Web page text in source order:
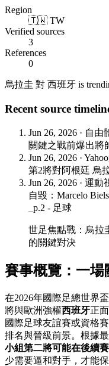
Region
🇹🇼 TW
Verified sources
3
References
0
烏拉圭 對 西班牙 is
Recent source
Jun 26, 2026 · 自由
關鍵之戰前爆出將
Jun 26, 2026 ·
第2將對阿根廷 烏
Jun 26, 2026 · 運動
自毀：Marcelo
_p.2 - 足球
世足焦點戰：烏拉
的關鍵對決
賽事概覽：一
在2026年國際足總世界
將與歐洲強權西班牙正
國際足球友誼賽或資格
排名與晉級前景。根據最
小組第二將可能在後續
少需要逼和對手，才能